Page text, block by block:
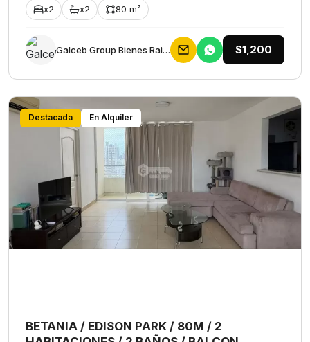
x2 x2 80 m²
Galceb Group Bienes Raices $1,200
Destacada En Alquiler
BETANIA / EDISON PARK / 80M / 2